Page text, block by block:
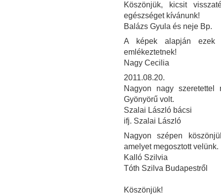
Köszönjük, kicsit
egészséget kívánunk!
Balázs Gyula és neje Bp.
A képek alapján
emlékeztetnek!
Nagy Cecilia
2011.08.20.
Nagyon nagy
Gyönyörű volt.
Szalai László bácsi
ifj. Szalai László
Nagyon szépen
amelyet megosztott velünk.
Kalló Szilvia
Tóth Szilva Budapestről
Köszönjük!